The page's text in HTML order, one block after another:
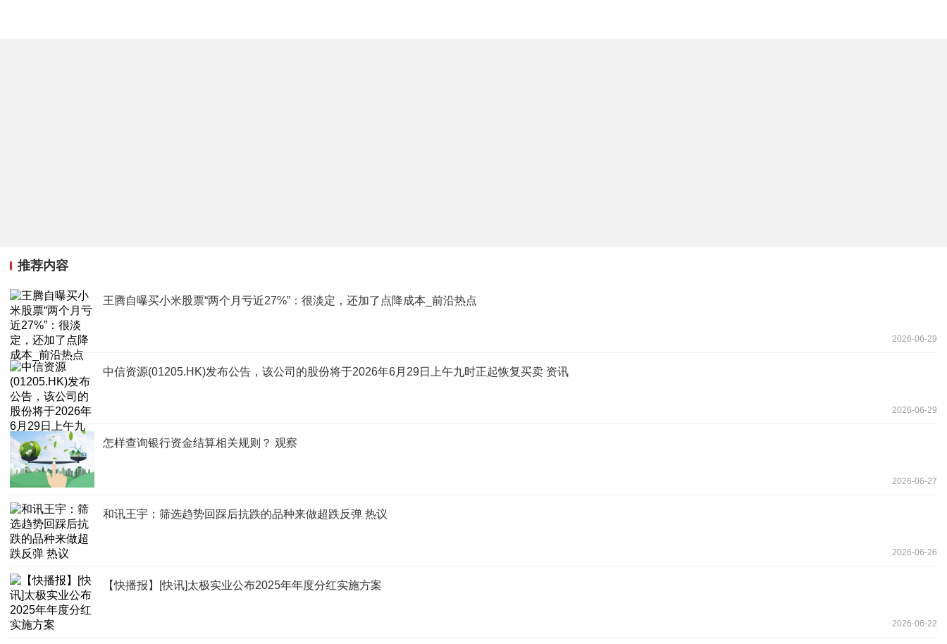
推荐内容
王腾自曝买小米股票“两个月亏近27%”：很淡定，还加了点降成本_前沿热点
2026-06-29
中信资源(01205.HK)发布公告，该公司的股份将于2026年6月29日上午九时正起恢复买卖 资讯
2026-06-29
怎样查询银行资金结算相关规则？ 观察
2026-06-27
和讯王宇：筛选趋势回踩后抗跌的品种来做超跌反弹 热议
2026-06-26
【快播报】[快讯]太极实业公布2025年年度分红实施方案
2026-06-22